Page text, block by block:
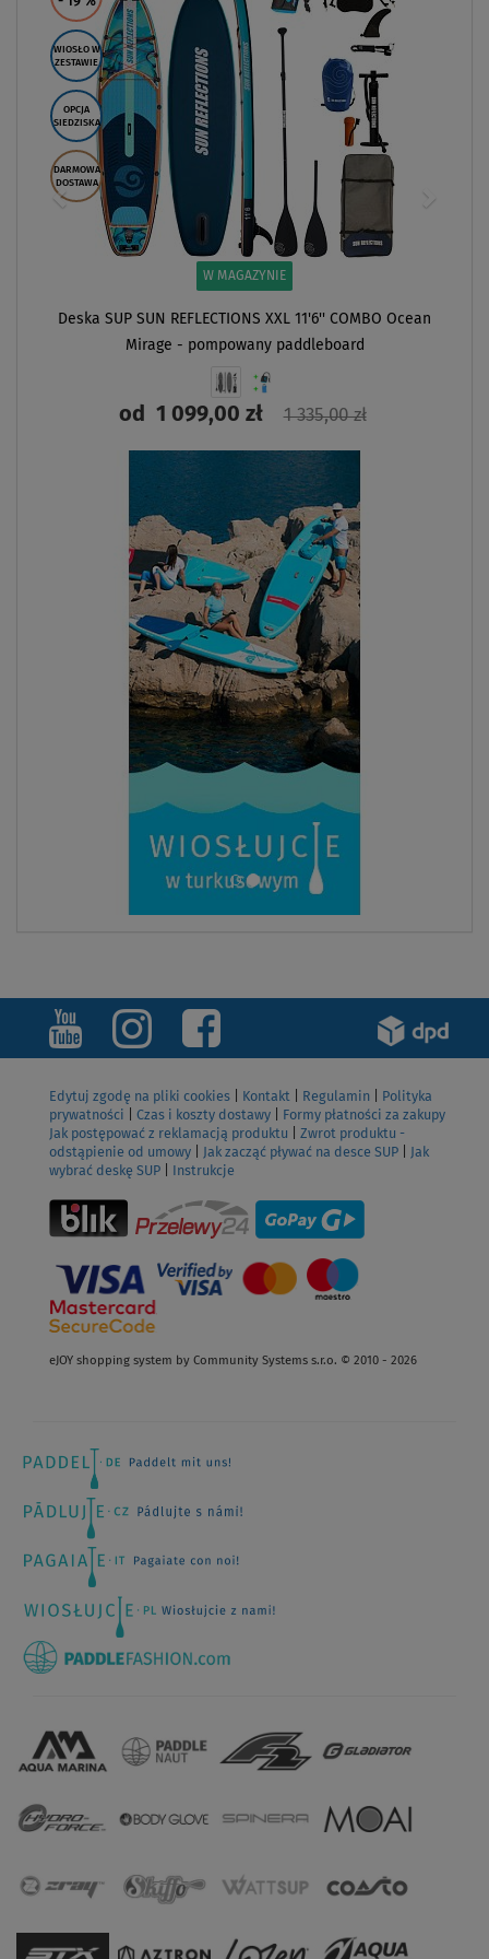
WIOSŁO W
ZESTAWIE
OPCJA
SIEDZISKA
DARMOWA
DOSTAWA
W MAGAZYNIE
Deska SUP SUN REFLECTIONS XXL 11'6'' COMBO Ocean
Mirage - pompowany paddleboard
od1 099,00 zł 1 335,00 zł
Edytuj zgodę na pliki cookies Kontakt Regulamin
Polityka
prywatności
Czas i koszty dostawy
Formy płatności za zakupy
Jak postępować z reklamacją produktu
Zwrot produktu -
odstąpienie od umowy
Jak zacząć pływać na desce SUP
Jak
wybrać deskę SUP
Instrukcje
eJOY shopping system by Community Systems s.r.o. © 2010 - 2026